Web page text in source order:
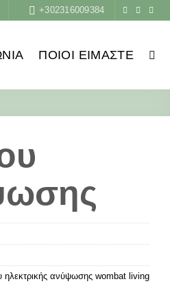
+302316009384
ΠΟΙΟΙ ΕΊΜΑΣΤΕ
ηλεκτρικής ανύψωσης wombat living